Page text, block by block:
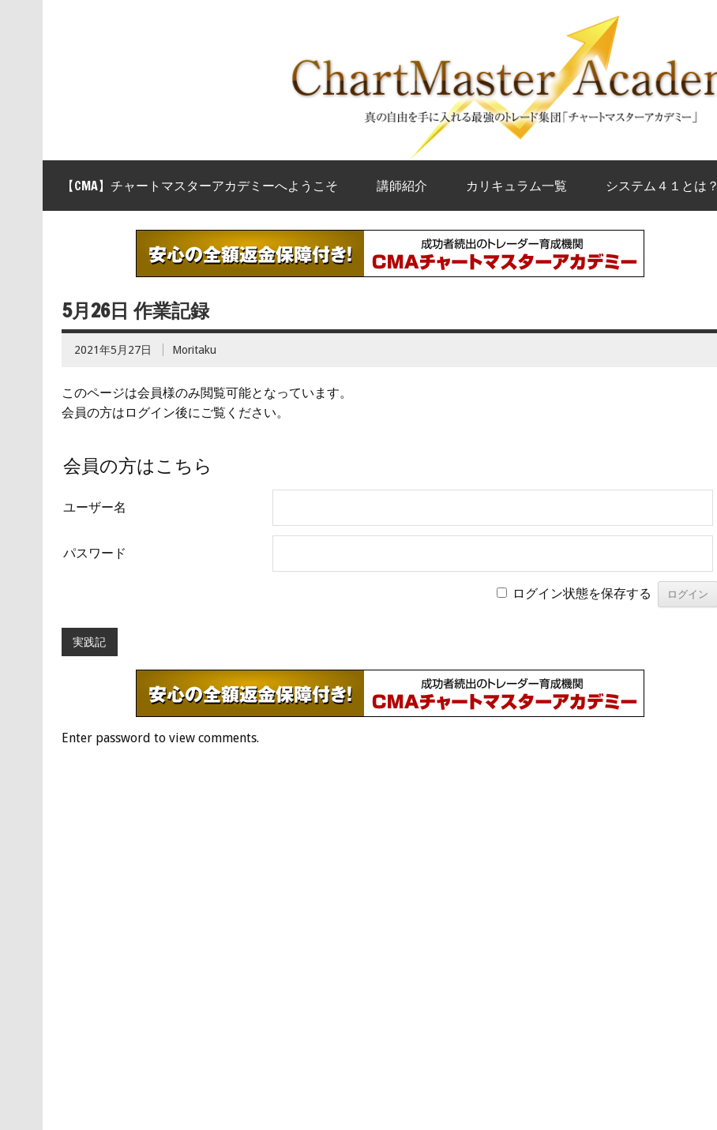
【CMA】チャートマスターアカデミーへようこそ 講師紹介 カリキュラム一覧 システム４１とは？
5月26日 作業記録
2021年5月27日 Moritaku
このページは会員様のみ閲覧可能となっています。
会員の方はログイン後にご覧ください。
会員の方はこちら
ユーザー名
パスワード
ログイン状態を保存する
実践記
Enter password to view comments.